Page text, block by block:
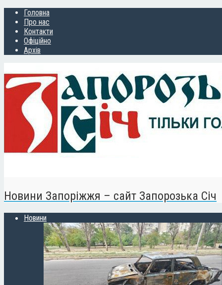
Головна
Про нас
Контакти
Офіційно
Архів
Новини Запоріжжя – сайт Запорозька Січ
Новини